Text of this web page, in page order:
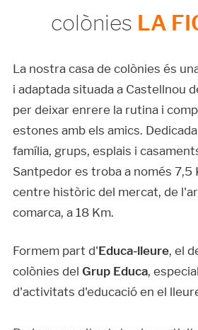
colònies LA
La nostra casa de colònies és
i adaptada situada a Castellnou
per deixar enrere la rutina i
estones amb els amics.
família, grups, esplais i
Santpedor es troba a només 7,5
centre històric del mercat, de
comarca, a 18 Km.
Formem part d'Educa-lleure, el
colònies del Grup Educa,
d'activitats d'educació en el